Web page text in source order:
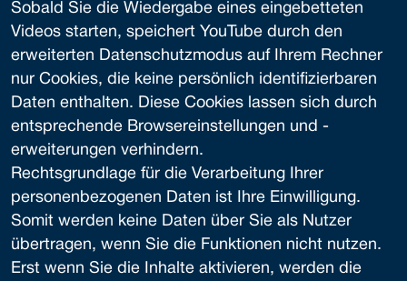
Sobald Sie die Wiedergabe eines eingebetteten
Videos starten, speichert YouTube durch den
erweiterten Datenschutzmodus auf Ihrem Rechner
nur Cookies, die keine persönlich identifizierbaren
Daten enthalten. Diese Cookies lassen sich durch
entsprechende Browsereinstellungen und -
erweiterungen verhindern.
Rechtsgrundlage für die Verarbeitung Ihrer
personenbezogenen Daten ist Ihre Einwilligung.
Somit werden keine Daten über Sie als Nutzer
übertragen, wenn Sie die Funktionen nicht nutzen.
Erst wenn Sie die Inhalte aktivieren, werden die